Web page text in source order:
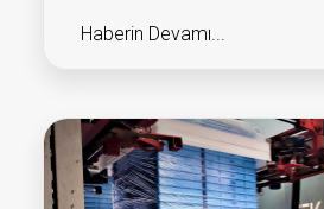
Haberin Devamı...